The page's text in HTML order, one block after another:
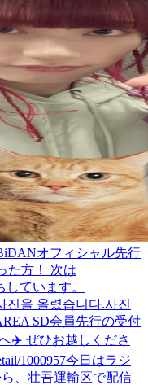
オフィシャル先行
た方！ 次は
ています。
진을 올렸습니다.사진
SD会員先行の受付
✈️ ぜひお越しくださ
1000957今日はラジ
ら、壮吾運輸区で配信